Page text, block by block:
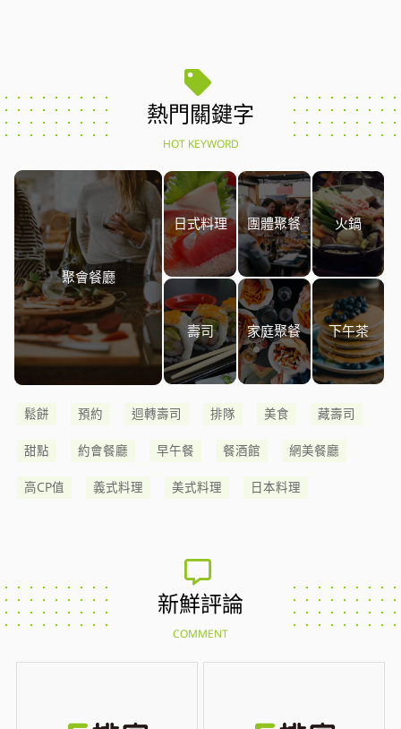
熱門關鍵字
HOT KEYWORD
聚會餐廳
日式料理 團體聚餐 火鍋
壽司 家庭聚餐 下午茶
鬆餅 預約 迴轉壽司 排隊 美食 藏壽司
甜點 約會餐廳 早午餐 餐酒館 網美餐廳
高CP值 義式料理 美式料理 日本料理
新鮮評論
COMMENT